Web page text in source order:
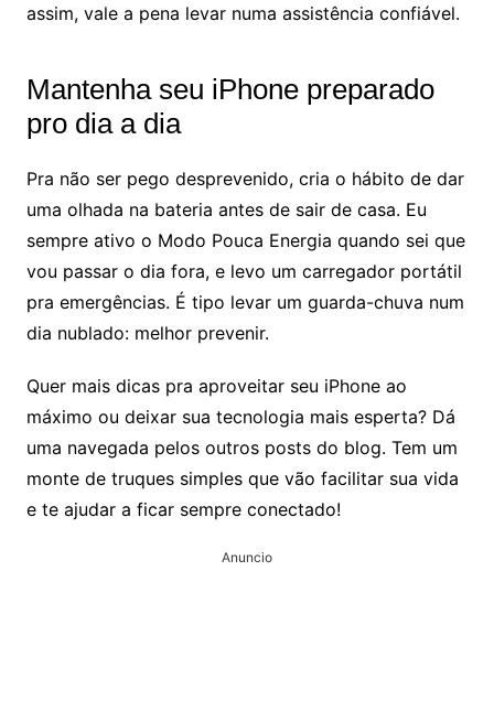
assim, vale a pena levar numa assistência confiável.
Mantenha seu iPhone preparado
pro dia a dia
Pra não ser pego desprevenido, cria o hábito de dar
uma olhada na bateria antes de sair de casa. Eu
sempre ativo o Modo Pouca Energia quando sei que
vou passar o dia fora, e levo um carregador portátil
pra emergências. É tipo levar um guarda-chuva num
dia nublado: melhor prevenir.
Quer mais dicas pra aproveitar seu iPhone ao
máximo ou deixar sua tecnologia mais esperta? Dá
uma navegada pelos outros posts do blog. Tem um
monte de truques simples que vão facilitar sua vida
e te ajudar a ficar sempre conectado!
Anuncio